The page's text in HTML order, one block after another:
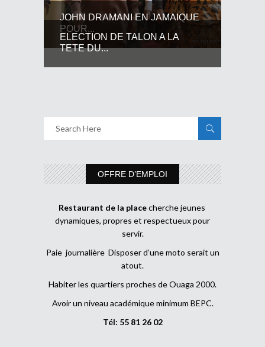
JOHN DRAMANI EN JAMAIQUE
POUR...
ELECTION DE TALON A LA
TETE DU...
OFFRE D’EMPLOI
Restaurant de la placecherche jeunes
dynamiques, propres et respectueux pour
servir.
Paie journalière Disposer d’une moto serait un
atout.
Habiter les quartiers proches de Ouaga 2000.
Avoir un niveau académique minimum BEPC.
Tél: 55 81 26 02